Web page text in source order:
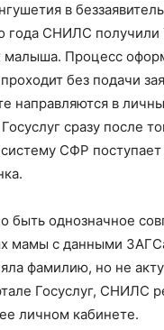
в
года СНИЛС получили
малыша. Процесс
без подачи
направляются в
сразу после
СФР
быть однозначное
мамы с данными
фамилию, но не
Госуслуг, СНИЛС
личном кабинете.